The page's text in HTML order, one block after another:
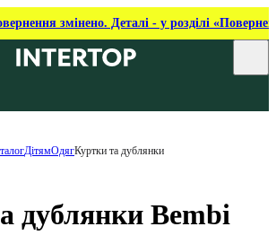
змінено. Деталі - у розділі
ДітямОдягКуртки та дублянки
дублянки Bembi